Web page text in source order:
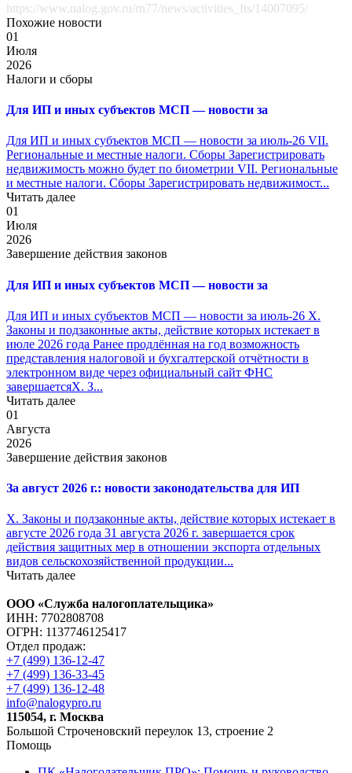
https://www.nalog.gov.ru/rn77/news/activities_fts/14007095/
Похожие новости
01
Июля
2026
Налоги и сборы
Для ИП и иных субъектов МСП — новости за
Для ИП и иных субъектов МСП — новости за июль-26 VII.
Региональные и местные налоги. Сборы Зарегистрировать
недвижимость можно будет по биометрии VII. Региональные
и местные налоги. Сборы Зарегистрировать недвижимост...
Читать далее
01
Июля
2026
Завершение действия законов
Для ИП и иных субъектов МСП — новости за
Для ИП и иных субъектов МСП — новости за июль-26 X.
Законы и подзаконные акты, действие которых истекает в
июле 2026 года Ранее продлённая на год возможность
представления налоговой и бухгалтерской отчётности в
электронном виде через официальный сайт ФНС
завершаетсяX. З...
Читать далее
01
Августа
2026
Завершение действия законов
За август 2026 г.: новости законодательства для ИП
X. Законы и подзаконные акты, действие которых истекает в
августе 2026 года 31 августа 2026 г. завершается срок
действия защитных мер в отношении экспорта отдельных
видов сельскохозяйственной продукции...
Читать далее
ООО «Служба налогоплательщика»
ИНН: 7702808708
ОГРН: 1137746125417
Отдел продаж:
+7 (499) 136-12-47
+7 (499) 136-33-45
+7 (499) 136-12-48
info@nalogypro.ru
115054, г. Москва
Большой Строченовский переулок 13, строение 2
Помощь